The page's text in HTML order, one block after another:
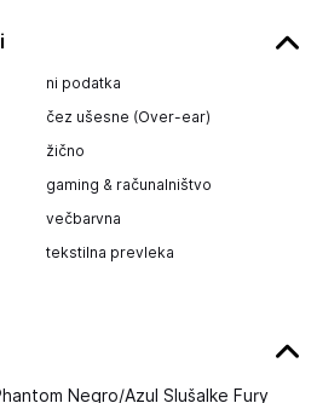
ni podatka
čez ušesne (Over-ear)
žično
gaming & računalništvo
večbarvna
tekstilna prevleka
Negro/Azul Slušalke Fury